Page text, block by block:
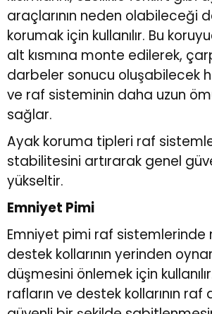
araçlarının neden olabileceği
korumak için kullanılır. Bu
alt kısmına monte edilerek,
darbeler sonucu oluşabilecek
ve raf sisteminin daha uzun
sağlar.
Ayak koruma tipleri raf
stabilitesini artırarak genel
yükseltir.
Emniyet Pimi
Emniyet pimi raf sistemlerinde
destek kollarının yerinden
düşmesini önlemek için
rafların ve destek kollarının raf